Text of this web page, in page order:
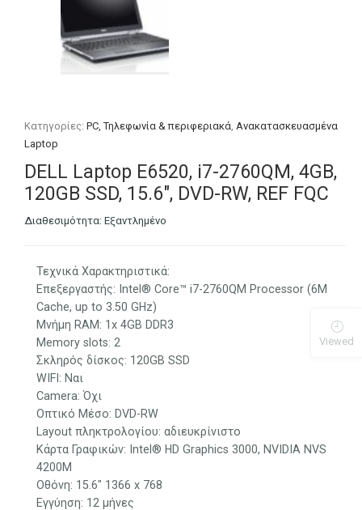
Κατηγορίες:PC, Τηλεφωνία & περιφεριακά Ανακατασκευασμένα
Laptop
DELL Laptop E6520, i7-2760QM, 4GB,
120GB SSD, 15.6″, DVD-RW, REF FQC
Διαθεσιμότητα:Εξαντλημένο
Τεχνικά Χαρακτηριστικά:
Επεξεργαστής: Intel® Core™ i7-2760QM Processor (6M
Cache, up to 3.50 GHz)
Μνήμη RAM: 1x 4GB DDR3
Memory slots: 2
Σκληρός δίσκος: 120GB SSD
WIFI: Ναι
Camera: Όχι
Οπτικό Μέσο: DVD-RW
Layout πληκτρολογίου: αδιευκρίνιστo
Κάρτα Γραφικών: Intel® HD Graphics 3000, NVIDIA NVS
4200M
Οθόνη: 15.6″ 1366 x 768
Εγγύηση: 12 μήνες
Viewed